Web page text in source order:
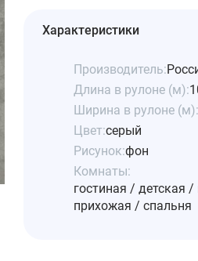
Характеристики
Производитель:
Длина в рулоне (м):
Ширина в рулоне (м):
Цвет:серый
Рисунок:фон
Комнаты:
гостиная / детская
прихожая / спальня